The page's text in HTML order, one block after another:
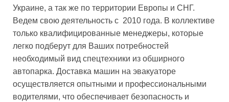
Украине, а так же по территории Европы и СНГ.
Ведем свою деятельность с 2010 года. В коллективе
только квалифицированные менеджеры, которые
легко подберут для Ваших потребностей
необходимый вид спецтехники из обширного
автопарка. Доставка машин на эвакуаторе
осуществляется опытными и профессиональными
водителями, что обеспечивает безопасность и